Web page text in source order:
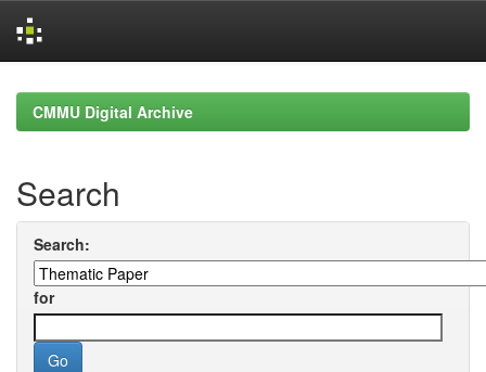
navigationCMMU Digital Archive
Search
Search:
for